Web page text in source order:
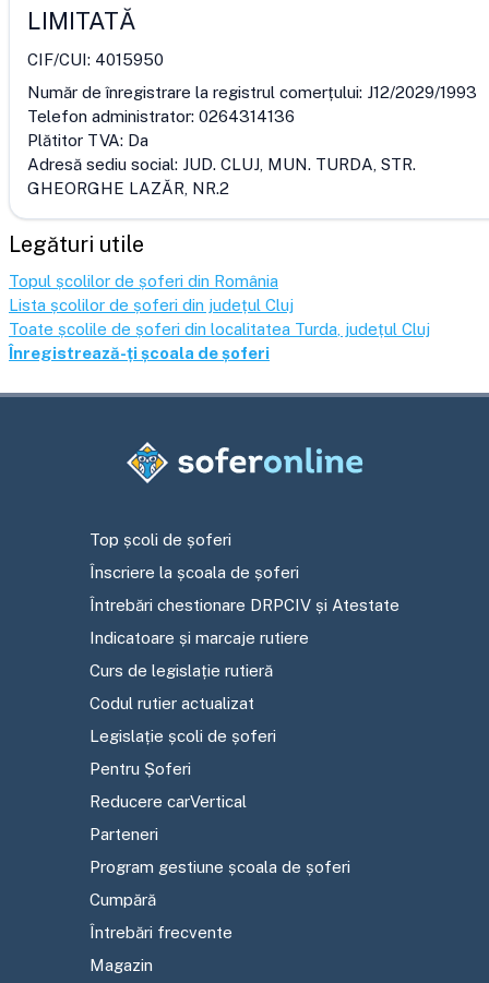
LIMITATĂ
CIF/CUI: 4015950
Număr de înregistrare la registrul comerțului: J12/2029/1993
Telefon administrator: 0264314136
Plătitor TVA: Da
Adresă sediu social: JUD. CLUJ, MUN. TURDA, STR.
GHEORGHE LAZĂR, NR.2
Legături utile
Topul școlilor de șoferi din România
Lista școlilor de șoferi din județul Cluj
Toate școlile de șoferi din localitatea Turda, județul Cluj
Înregistrează-ți școala de șoferi
Top școli de șoferi
Înscriere la școala de șoferi
Întrebări chestionare DRPCIV și Atestate
Indicatoare și marcaje rutiere
Curs de legislație rutieră
Codul rutier actualizat
Legislație școli de șoferi
Pentru Șoferi
Reducere carVertical
Parteneri
Program gestiune școala de șoferi
Cumpără
Întrebări frecvente
Magazin